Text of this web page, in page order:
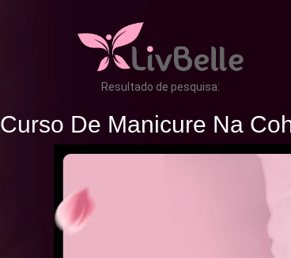
Resultado de pesquisa:
Curso De Manicure Na